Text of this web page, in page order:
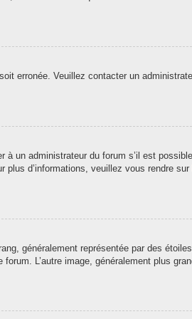
erronée. Veuillez contacter un
un administrateur du forum s’il est
plus d’informations, veuillez vous rendre sur
généralement représentée par des
L’autre image, généralement plus